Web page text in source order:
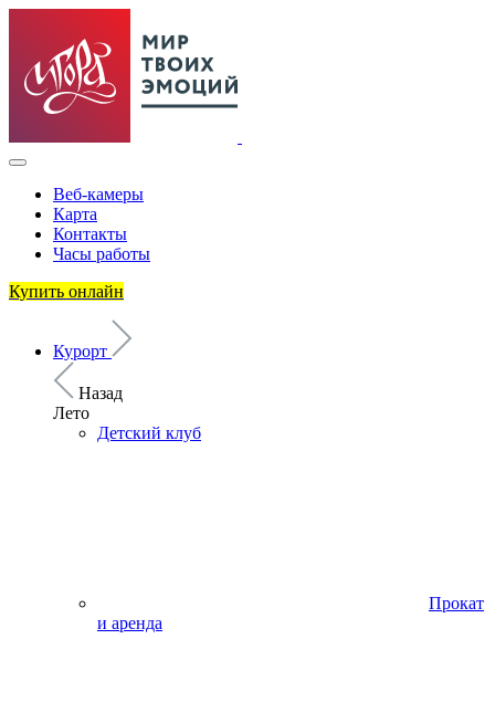
Веб-камеры
Карта
Контакты
Часы работы
Купить онлайн
Курорт
Назад
Лето
Детский клуб
Прокат
и аренда